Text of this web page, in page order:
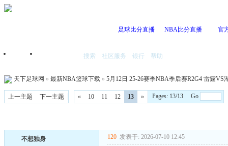
足球比分直播 NBA比分直播 官
首页 搜索 社区服务 银行 帮助
天下足球网 » 最新NBA篮球下载 » 5月12日 25-26赛季NBA季后赛R2G4 雷霆VS
上一主题 下一主题 « 10 11 12 13 » Pages: 13/13 Go
不想独身 120 发表于: 2026-07-10 12:45